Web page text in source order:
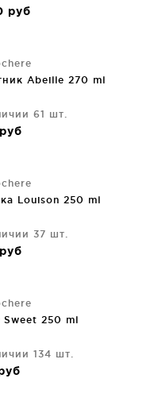
руб
Abeille 270 ml
61 шт.
руб
Louison 250 ml
37 шт.
руб
250 ml
134 шт.